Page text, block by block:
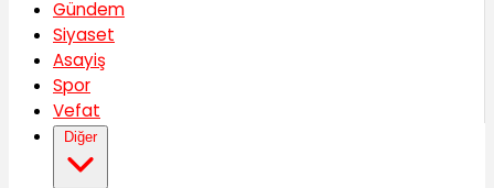
Gündem
Siyaset
Asayiş
Spor
Vefat
Diğer